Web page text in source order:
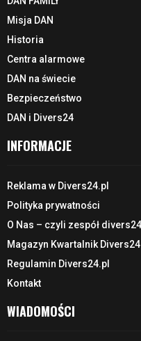
Misja DAN
Historia
Centra alarmowe
DAN na świecie
Bezpieczeństwo
DAN i Divers24
INFORMACJE
Reklama w Divers24.pl
Polityka prywatności
O Nas – czyli zespół divers24
Magazyn Kwartalnik Divers24
Regulamin Divers24.pl
Kontakt
WIADOMOŚCI